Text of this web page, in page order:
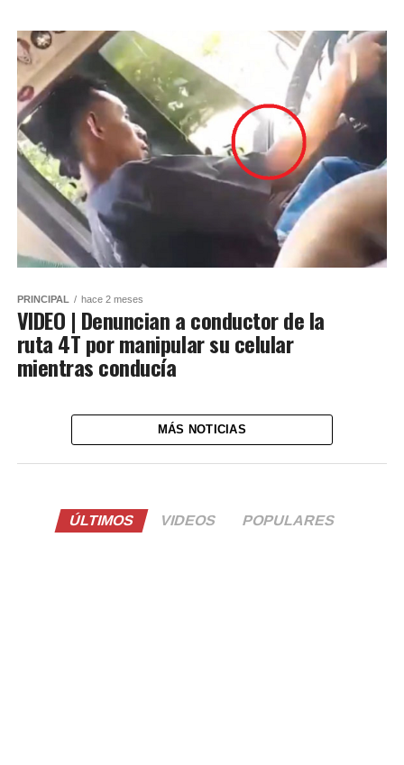
PRINCIPAL hace 2 meses
VIDEO | Denuncian a conductor de la
ruta 4T por manipular su celular
mientras conducía
MÁS NOTICIAS
ÚLTIMOS VIDEOS POPULARES